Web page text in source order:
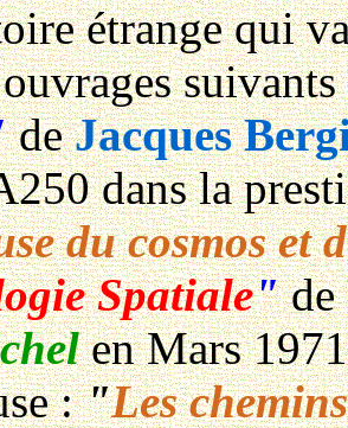
étrange qui va
suivants
deJacques
dans la
du cosmos et
Spatiale"de
en Mars
:"Les